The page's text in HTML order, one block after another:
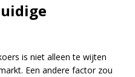
is niet alleen te wijten
Een andere factor zou